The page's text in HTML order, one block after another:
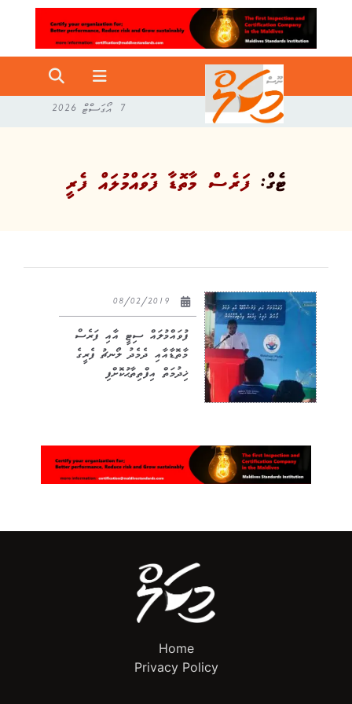
7 އޯގަސްޓް 2026
ޓެގް:ފަރެސް މާތޮޑާ ފުވައްމުލައް ފެރީ
ފުވައްމުލައް ސިޓީ އާއި ފަރެސް
މާތޮޑާއާއި ދެމެދު ލޯނޗު ފެރީގެ
ޚިދުމަތް އިފްތިތާޙުކޮށްފި
Home
Privacy Policy